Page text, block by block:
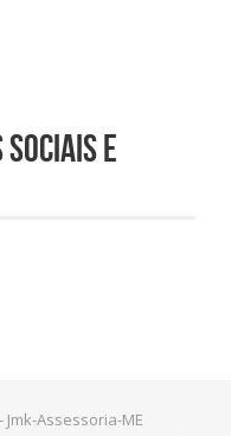
e
Assessoria-ME